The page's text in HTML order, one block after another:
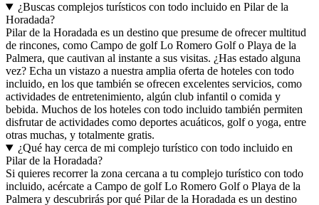
¿Buscas complejos turísticos con todo incluido en Pilar de la
Horadada?
Pilar de la Horadada es un destino que presume de ofrecer multitud
de rincones, como Campo de golf Lo Romero Golf o Playa de la
Palmera, que cautivan al instante a sus visitas. ¿Has estado alguna
vez? Echa un vistazo a nuestra amplia oferta de hoteles con todo
incluido, en los que también se ofrecen excelentes servicios, como
actividades de entretenimiento, algún club infantil o comida y
bebida. Muchos de los hoteles con todo incluido también permiten
disfrutar de actividades como deportes acuáticos, golf o yoga, entre
otras muchas, y totalmente gratis.
¿Qué hay cerca de mi complejo turístico con todo incluido en
Pilar de la Horadada?
Si quieres recorrer la zona cercana a tu complejo turístico con todo
incluido, acércate a Campo de golf Lo Romero Golf o Playa de la
Palmera y descubrirás por qué Pilar de la Horadada es un destino